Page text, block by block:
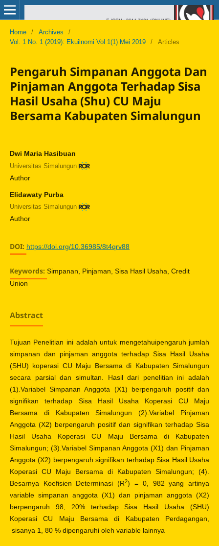
Home / Archives
/
Vol. 1 No. 1 (2019): Ekuilnomi Vol 1(1) Mei 2019
/ Articles
Pengaruh Simpanan Anggota Dan
Pinjaman Anggota Terhadap Sisa
Hasil Usaha (Shu) CU Maju
Bersama Kabupaten Simalungun
Dwi Maria Hasibuan
Universitas Simalungun
Author
Elidawaty Purba
Universitas Simalungun
Author
DOI: https://doi.org/10.36985/8t4qrv88
Keywords: Simpanan, Pinjaman, Sisa Hasil Usaha, Credit
Union
Abstract
Tujuan Penelitian ini adalah untuk mengetahuipengaruh jumlah
simpanan dan pinjaman anggota terhadap Sisa Hasil Usaha
(SHU) koperasi CU Maju Bersama di Kabupaten Simalungun
secara parsial dan simultan. Hasil dari penelitian ini adalah
(1).Variabel Simpanan Anggota (X1) berpengaruh positif dan
signifikan terhadap Sisa Hasil Usaha Koperasi CU Maju
Bersama di Kabupaten Simalungun (2).Variabel Pinjaman
Anggota (X2) berpengaruh positif dan signifikan terhadap Sisa
Hasil Usaha Koperasi CU Maju Bersama di Kabupaten
Simalungun; (3).Variabel Simpanan Anggota (X1) dan Pinjaman
Anggota (X2) berpengaruh signifikan terhadap Sisa Hasil Usaha
Koperasi CU Maju Bersama di Kabupaten Simalungun; (4).
Besarnya Koefisien Determinasi (R2) = 0, 982 yang artinya
variable simpanan anggota (X1) dan pinjaman anggota (X2)
berpengaruh 98, 20% terhadap Sisa Hasil Usaha (SHU)
Koperasi CU Maju Bersama di Kabupaten Perdagangan,
sisanya 1, 80 % dipengaruhi oleh variable lainnya